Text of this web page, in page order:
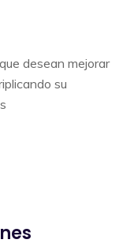
desean mejorar
su